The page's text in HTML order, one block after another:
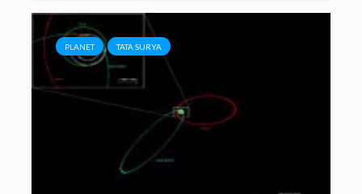
PLANET TATA SURYA